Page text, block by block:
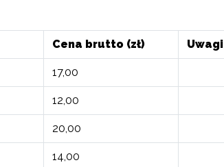
Cena brutto (zł) Uwagi
17,00
12,00
20,00
14,00